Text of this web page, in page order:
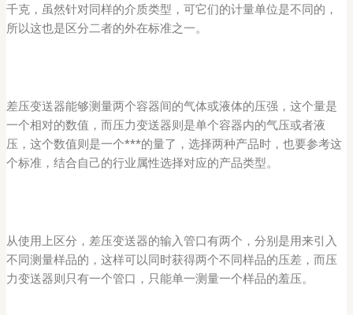
千克，虽然针对同样的介质类型，可它们的计量单位是不同的，
所以这也是区分二者的外在标准之一。
差压变送器能够测量两个容器间的气体或液体的压强，这个量是
一个相对的数值，而压力变送器则是单个容器内的气压或者液
压，这个数值则是一个***的量了，选择两种产品时，也要参考这
个标准，结合自己的行业属性选择对应的产品类型。
从使用上区分，差压变送器的输入管口有两个，分别是用来引入
不同测量样品的，这样可以同时获得两个不同样品的压差，而压
力变送器则只有一个管口，只能单一测量一个样品的羞压。